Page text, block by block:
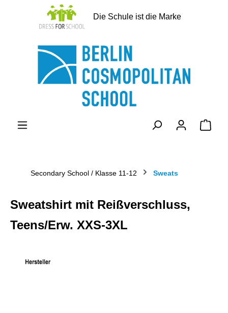
springen
Die Schule ist die Marke
Secondary School / Klasse 11-12 Sweats
Sweatshirt mit Reißverschluss,
Teens/Erw. XXS-3XL